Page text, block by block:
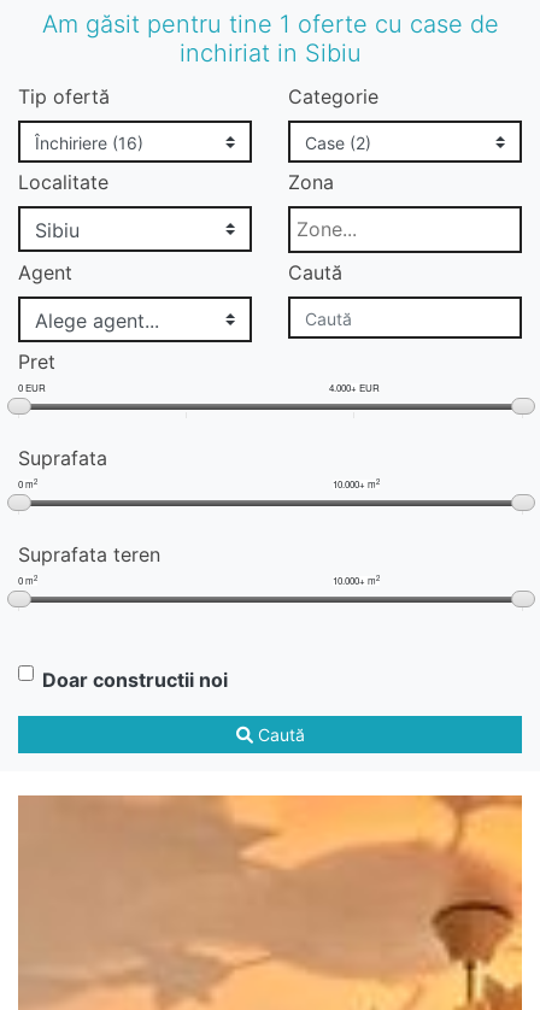
Am găsit pentru tine 1 oferte cu case de
inchiriat in Sibiu
Tip ofertă Categorie
Localitate Zona
Agent Caută
Pret
0 EUR 4.000+ EUR
Suprafata
0 m2 10.000+ m2
Suprafata teren
0 m2 10.000+ m2
Doar constructii noi
Caută